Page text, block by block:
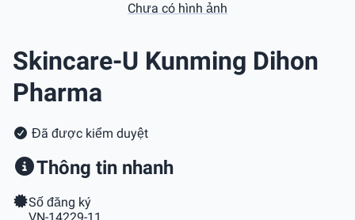
Chưa có hình ảnh
Skincare-U Kunming Dihon
Pharma
Đã được kiểm duyệt
Thông tin nhanh
Số đăng ký
VN-14229-11